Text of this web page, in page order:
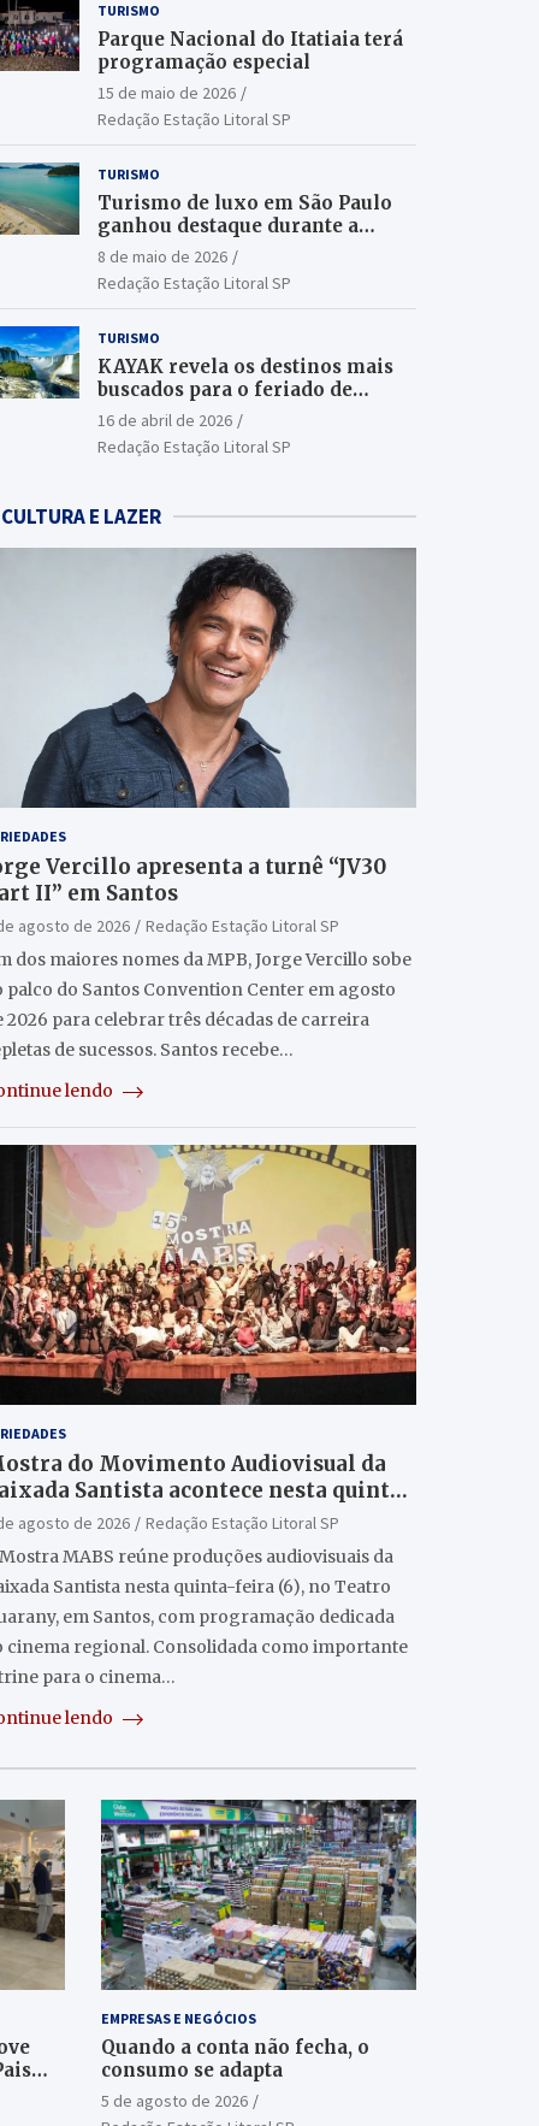
TURISMO
Parque Nacional do Itatiaia terá
programação especial
15 de maio de 2026
Redação Estação Litoral SP
TURISMO
Turismo de luxo em São Paulo
ganhou destaque durante a
ILTM Latin America 2026
8 de maio de 2026
Redação Estação Litoral SP
TURISMO
KAYAK revela os destinos mais
buscados para o feriado de
Tiradentes
16 de abril de 2026
Redação Estação Litoral SP
CULTURA E LAZER
Vercillo apresenta a turnê “JV30
II” em Santos
agosto de 2026
Redação Estação Litoral SP
dos maiores nomes da MPB, Jorge Vercillo sobe
palco do Santos Convention Center em agosto
2026 para celebrar três décadas de carreira
de sucessos. Santos recebe…
lendo
do Movimento Audiovisual da
Santista acontece nesta quinta
8) no Teatro Guarany
agosto de 2026
Redação Estação Litoral SP
MABS reúne produções audiovisuais da
Santista nesta quinta-feira (6), no Teatro
em Santos, com programação dedicada
cinema regional. Consolidada como importante
para o cinema…
lendo
EMPRESAS E NEGÓCIOS
Quando a conta não fecha, o
consumo se adapta
5 de agosto de 2026